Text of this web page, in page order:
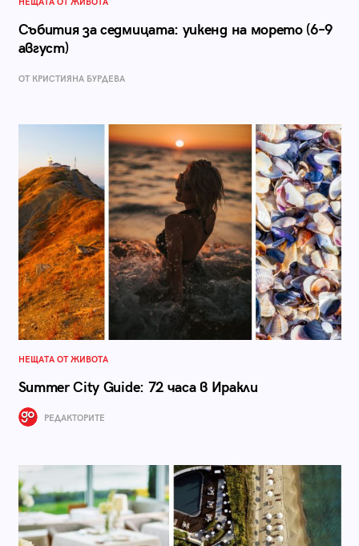
Събития за седмицата: уикенд на морето (6–9
август)
ОТ КРИСТИЯНА БУРДЕВА
НЕЩАТА ОТ ЖИВОТА
Summer City Guide: 72 часа в Иракли
РЕДАКТОРИТЕ